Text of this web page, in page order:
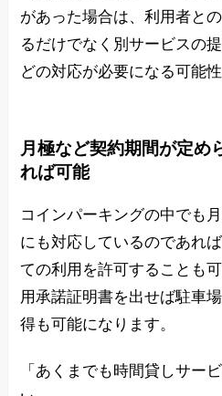
があった場合は、利用者と
るだけでなく別サービスの
どの対応が必要になる可能性
月極など契約期間が定め
れば可能
コインパーキングの中でも
にも対応しているのであれ
ての利用を許可することも
用承諾証明書を出せば駐車
得も可能になります。
「あくまでも時間貸しサー